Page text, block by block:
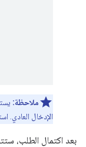
ملاحظة:
الإدخال العادي.
بعد اكتمال الطلب،